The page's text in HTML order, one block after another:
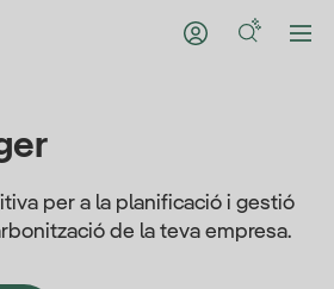
per a la planificació i gestió
de la teva empresa.